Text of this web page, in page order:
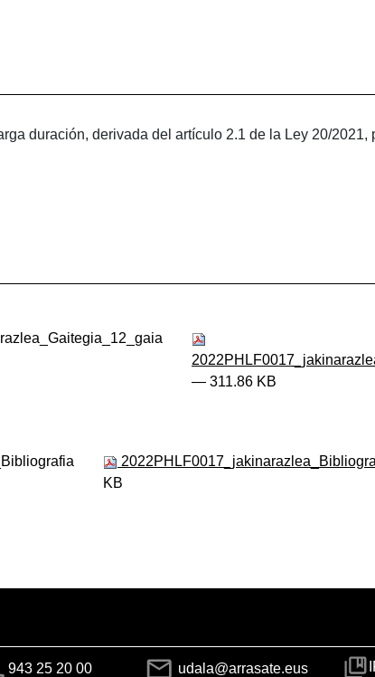
duración, derivada del artículo 2.1 de la Ley 20/2021,
— 311.86 KB
KB
943 25 20 00 udala@arrasate.eus